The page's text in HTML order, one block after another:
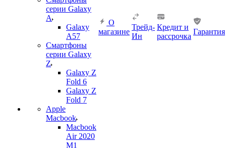
серии Galaxy
A
Galaxy
A57
Смартфоны
серии Galaxy
Z
Galaxy Z
Fold 6
Galaxy Z
Fold 7
Apple
Macbook
Macbook
Air 2020
M1
О
магазине
Трейд-
Ин
Кредит и
рассрочка
Гарантия